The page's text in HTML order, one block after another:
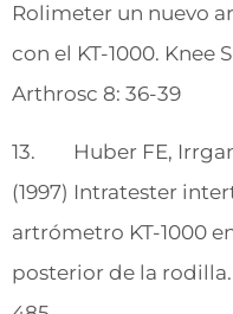
Rolimeter un nuevo
con el KT-1000. Knee
Arthrosc 8: 36-39
13. Huber FE,
(1997) Intratester
artrómetro KT-1000
posterior de la